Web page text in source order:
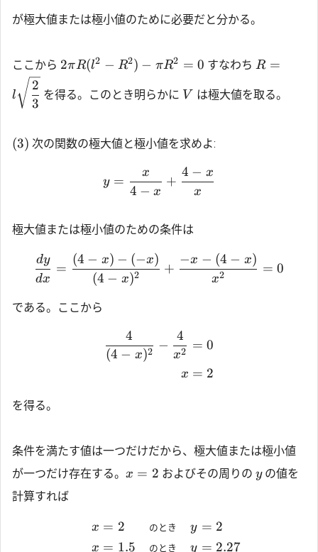
が極大値または極小値のために必要だと分かる。
ここから 2πR(l2 − R2) − πR2 = 0 すなわちR =
l
3
2
を得る。このとき明らかに V は極大値を取る。
(3) 次の関数の極大値と極小値を求めよ:
y =
4 − x
x
+
x
4 − x
極大値または極小値のための条件は
dx
dy
=
(4 − x)2
(4 − x) − (−x)
+
x2
−x − (4 − x)
= 0
である。ここから
(4 − x)2
4
−
x2
4
x
= 0
= 2
を得る。
条件を満たす値は一つだけだから、極大値または極小値
が一つだけ存在する。 x = 2 およびその周りの yの値を
計算すれば
x
x
= 2 のとき y = 2
= 1.5 のとき y = 2.27